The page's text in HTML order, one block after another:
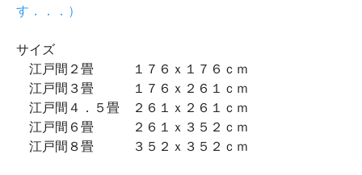
す．．．）
サイズ
江戸間２畳 １７６ｘ１７６ｃｍ
江戸間３畳 １７６ｘ２６１ｃｍ
江戸間４．５畳 ２６１ｘ２６１ｃｍ
江戸間６畳 ２６１ｘ３５２ｃｍ
江戸間８畳 ３５２ｘ３５２ｃｍ